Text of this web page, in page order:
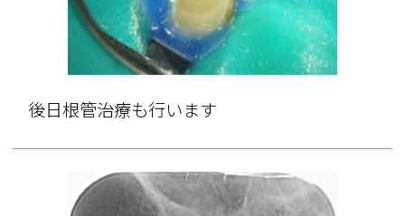
後日根管治療も行います